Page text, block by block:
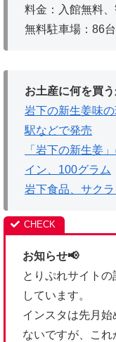
料金：入館無料
無料駐車場：86台
お土産に何を買
岩下の新生姜味
駅などで発売
「岩下の新生姜
イン、100グラム
岩下食品、サク
お知らせ📢
とりぷれサイトの
しています。
インスタは先月
ないですが、これ